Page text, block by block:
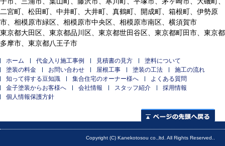
二宮町、松田町、中井町、大井町、真鶴町、開成町、箱根町、伊勢原
市、相模原市緑区、相模原市中央区、相模原市南区、横須賀市
東京都大田区、東京都品川区、東京都世田谷区、東京都町田市、東京都
多摩市、東京都八王子市
ホーム 代金入り施工事例 見積書の見方
塗料について
塗装の料金
お問い合わせ 屋根工事 塗装の工法
施工の流れ
知って得する豆知識
集合住宅のオーナー様へ
よくある質問
金子塗装からお客様へ
会社情報 スタッフ紹介
採用情報
個人情報保護方針
ページの先頭へ
Copyright (C) Kanekotosou co.,ltd. All Rights Reserved..